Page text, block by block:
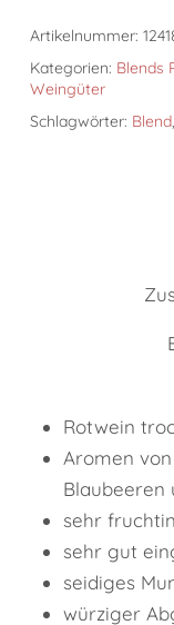
Artikelnummer:
Kategorien: Blends
Weingüter
Schlagwörter: Blend,
Rotwein
Aromen
Blaubeeren
sehr
sehr gut
seidiges
würziger